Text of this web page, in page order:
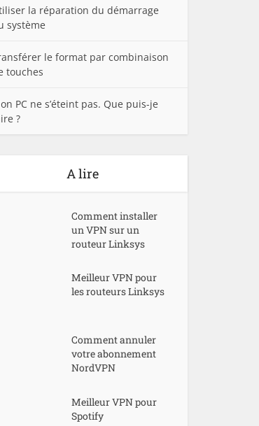
la réparation du démarrage
système
le format par combinaison
touches
PC ne s’éteint pas. Que puis-je
?
A lire
Comment installer
un VPN sur un
routeur Linksys
Meilleur VPN pour
les routeurs Linksys
Comment annuler
votre abonnement
NordVPN
Meilleur VPN pour
Spotify